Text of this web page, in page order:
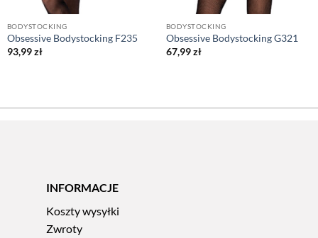
BODYSTOCKING
Obsessive Bodystocking F235
93,99zł
BODYSTOCKING
Obsessive Bodystocking G321
67,99zł
INFORMACJE
Koszty wysyłki
Zwroty